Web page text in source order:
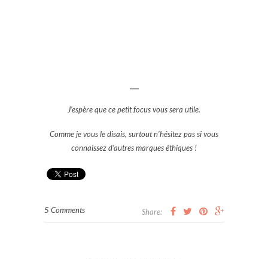
J’espère que ce petit focus vous sera utile.
Comme je vous le disais, surtout n’hésitez pas si vous
connaissez d’autres marques éthiques !
5 Comments Share: